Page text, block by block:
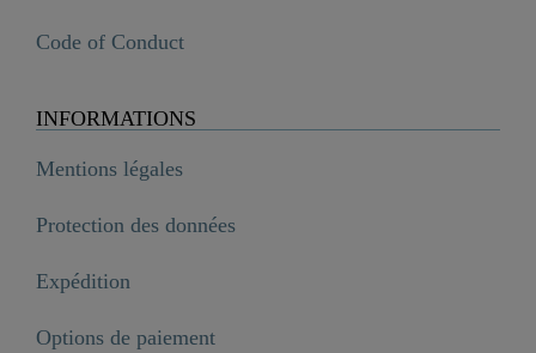
Code of Conduct
INFORMATIONS
Mentions légales
Protection des données
Expédition
Options de paiement